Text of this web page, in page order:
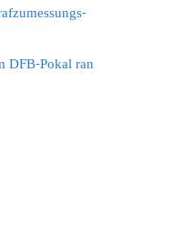
DFB-Pokal ran